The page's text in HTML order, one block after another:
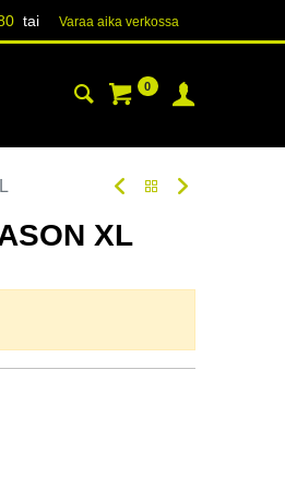
tai Varaa aika verk​​​​ossa
0
XL